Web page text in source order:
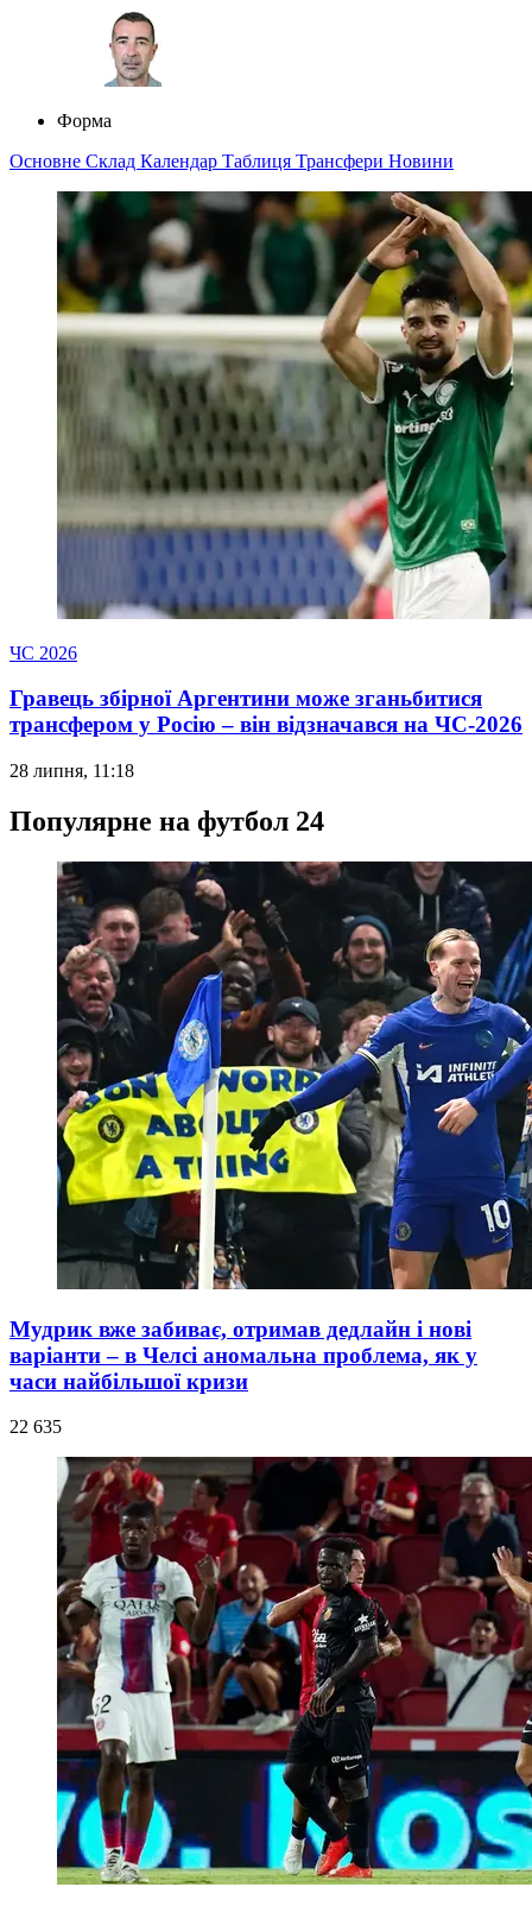
Форма
Основне Склад Календар Таблиця Трансфери Новини
ЧС 2026
Гравець збірної Аргентини може зганьбитися
трансфером у Росію – він відзначався на ЧС-2026
28 липня, 11:18
Популярне на футбол 24
Мудрик вже забиває, отримав дедлайн і нові
варіанти – в Челсі аномальна проблема, як у
часи найбільшої кризи
22 635